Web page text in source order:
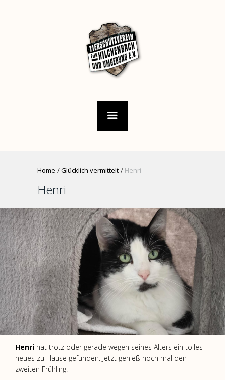
Home Glücklich vermittelt Henri
Henri
Henri hat trotz oder gerade wegen seines Alters ein tolles
neues zu Hause gefunden. Jetzt genieß noch mal den
zweiten Frühling.